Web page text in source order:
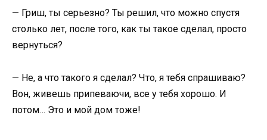
— Гриш, ты серьезно? Ты решил, что можно спустя
столько лет, после того, как ты такое сделал, просто
вернуться?
— Не, а что такого я сделал? Что, я тебя спрашиваю?
Вон, живешь припеваючи, все у тебя хорошо. И
потом… Это и мой дом тоже!